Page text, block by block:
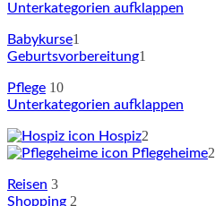
Unterkategorien aufklappen
Babykurse1
Geburtsvorbereitung1
Pflege 10
Unterkategorien aufklappen
Hospiz2
Pflegeheime2
Reisen 3
Shopping 2